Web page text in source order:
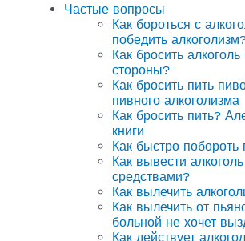
Частые вопросы
Как бороться с
победить
Как бросить
стороны?
Как бросить пить
пивного алкоголизма
Как бросить пить?
книги
Как быстро побороть
Как вывести
средствами?
Как вылечить
Как вылечить от
больной не хочет
Как действует